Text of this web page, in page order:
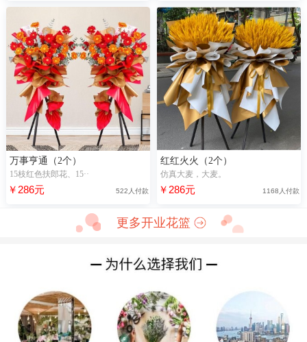
万事亨通（2个）
15枝红色扶郎花、15··
￥286元 522人付款
红红火火（2个）
仿真大麦，大麦。
￥286元 1168人付款
更多开业花篮